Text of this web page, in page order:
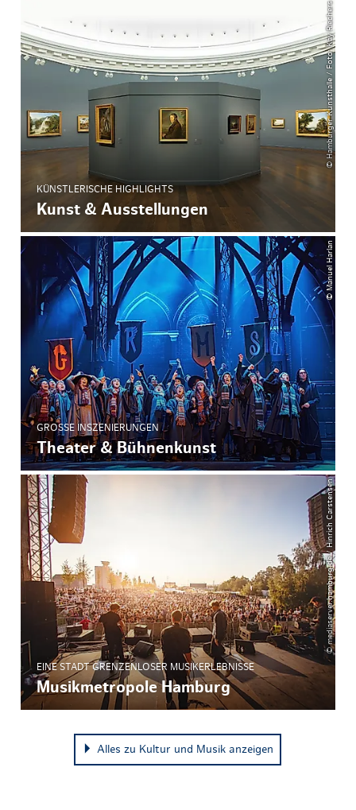
© Hamburger Kunsthalle / Foto: Kay Riechers
KÜNSTLERISCHE HIGHLIGHTS
Kunst & Ausstellungen
© Manuel Harlan
GROSSE INSZENIERUNGEN
Theater & Bühnenkunst
© mediaserver.hamburg.de / Hinrich Carstensen
EINE STADT GRENZENLOSER MUSIKERLEBNISSE
Musikmetropole Hamburg
Alles zu Kultur und Musik anzeigen